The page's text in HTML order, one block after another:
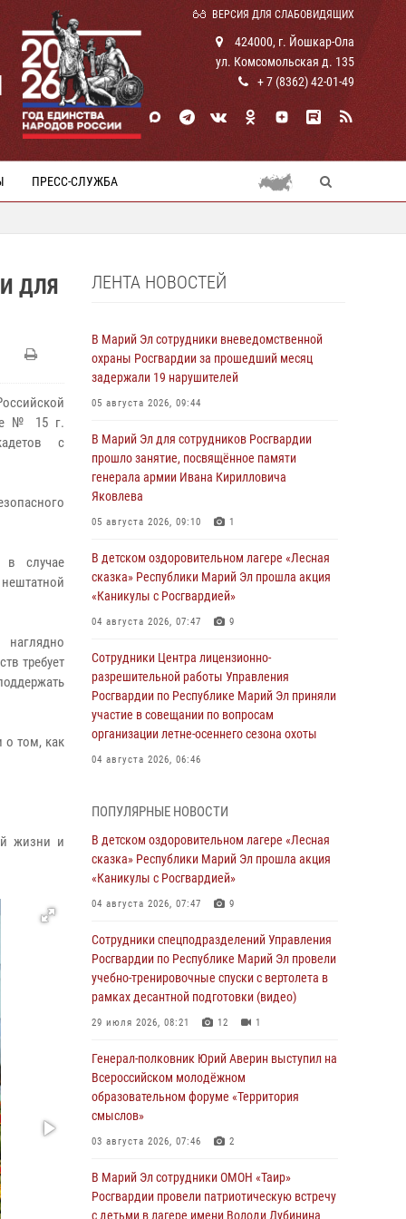
ВЕРСИЯ ДЛЯ СЛАБОВИДЯЩИХ
424000, г. Йошкар-Ола
ул. Комсомольская д. 135
+ 7 (8362) 42-01-49
ПРЕСС-СЛУЖБА
ДЛЯ
№ 15 г.
с
в случае
требует
о том, как
жизни и
ЛЕНТА НОВОСТЕЙ
В Марий Эл сотрудники вневедомственной
охраны Росгвардии за прошедший месяц
задержали 19 нарушителей
05 августа 2026, 09:44
В Марий Эл для сотрудников Росгвардии
прошло занятие, посвящённое памяти
генерала армии Ивана Кирилловича
Яковлева
05 августа 2026, 09:10 1
В детском оздоровительном лагере «Лесная
сказка» Республики Марий Эл прошла акция
«Каникулы с Росгвардией»
04 августа 2026, 07:47 9
Сотрудники Центра лицензионно-
разрешительной работы Управления
Росгвардии по Республике Марий Эл приняли
участие в совещании по вопросам
организации летне-осеннего сезона охоты
04 августа 2026, 06:46
провели занятие по антикоррупционной
тематике
04 августа 2026, 06:06 2
Генерал-полковник Юрий Аверин выступил на
образовательном форуме «Территория
смыслов»
03 августа 2026, 07:46 2
Росгвардейцы в Марий Эл обеспечили
и проведения матчевого турнира на Кубок
Раимкуля Малахбекова
03 августа 2026, 06:52 7
Центральная войсковая комендатура
августа
02 августа 2026, 11:44
ПОПУЛЯРНЫЕ НОВОСТИ
В детском оздоровительном лагере «Лесная
сказка» Республики Марий Эл прошла акция
«Каникулы с Росгвардией»
04 августа 2026, 07:47 9
Сотрудники спецподразделений Управления
Росгвардии по Республике Марий Эл провели
учебно-тренировочные спуски с вертолета в
рамках десантной подготовки (видео)
29 июля 2026, 08:21 12 1
Генерал-полковник Юрий Аверин выступил на
Всероссийском молодёжном
образовательном форуме «Территория
смыслов»
03 августа 2026, 07:46 2
В Марий Эл сотрудники ОМОН «Таир»
Росгвардии провели патриотическую встречу
с детьми в лагере имени Володи Дубинина